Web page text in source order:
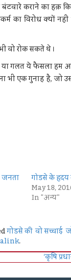
कराने का हक़
का विरोध क्यों
वो रोक सकते थे ।
या गलत ये फैसला हम
एक गुनाह है, जो
जनता गोडसे के हृदय
May 18,
In "अन्य"
गोडसे की वो सच्चाई
.
‘कृषि